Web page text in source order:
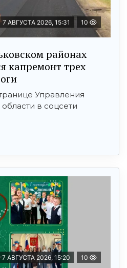
7 АВГУСТА 2026, 15:31 10
районах
капремонт трех
Управления
в соцсети
7 АВГУСТА 2026, 15:20 10